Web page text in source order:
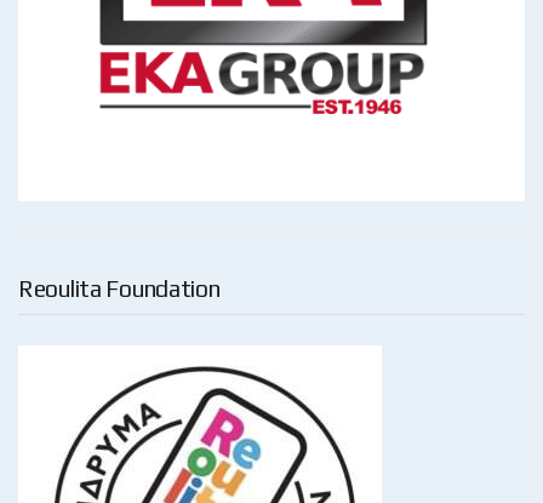
Reoulita Foundation